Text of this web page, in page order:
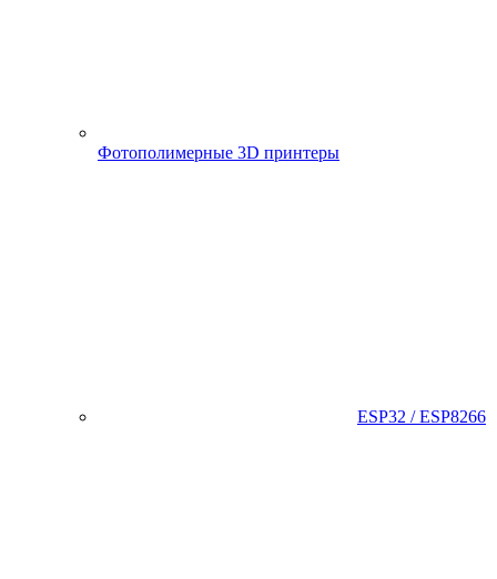
Фотополимерные 3D принтеры
ESP32 / ESP8266